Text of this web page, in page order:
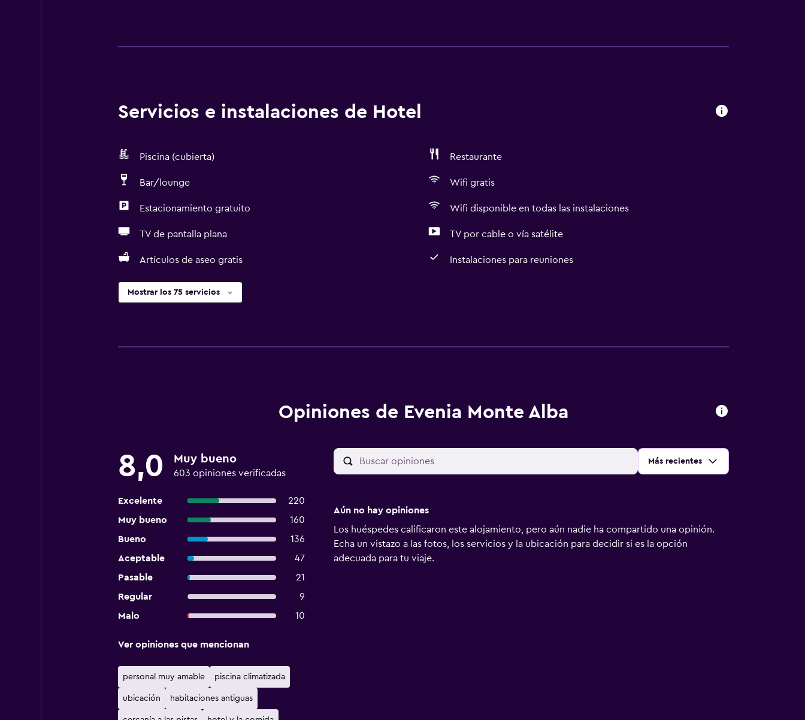
Servicios e instalaciones de Hotel
Piscina (cubierta) Restaurante
Bar/lounge Wifi gratis
Estacionamiento gratuito Wifi disponible en todas las instalaciones
TV de pantalla plana TV por cable o vía satélite
Artículos de aseo gratis Instalaciones para reuniones
Mostrar los 75 servicios
Opiniones de Evenia Monte Alba
8,0 Muy bueno
603 opiniones verificadas
Excelente
220
Muy bueno
160
Bueno
136
Aceptable
47
Pasable
21
Regular
9
Malo
10
Ordenar por:
Más recientes
Ver opiniones que mencionan
personal muy amable piscina climatizada
ubicación habitaciones antiguas
Aún no hay opiniones
Los huéspedes calificaron este alojamiento, pero aún nadie ha compartido una opinión.
Echa un vistazo a las fotos, los servicios y la ubicación para decidir si es la opción
adecuada para tu viaje.